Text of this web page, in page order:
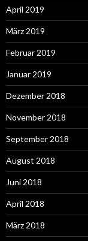
April 2019
März 2019
Februar 2019
Januar 2019
Dezember 2018
November 2018
September 2018
August 2018
Juni 2018
April 2018
März 2018